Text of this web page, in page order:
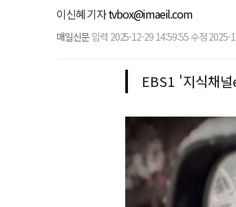
이신혜 기자tvbox@imaeil.com
매일신문 입력 2025-12-29 14:59:55 수정 2025-
EBS1 '지식채